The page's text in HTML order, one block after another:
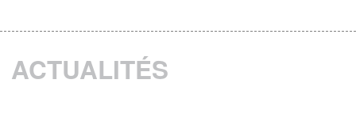
ACTUALITÉS